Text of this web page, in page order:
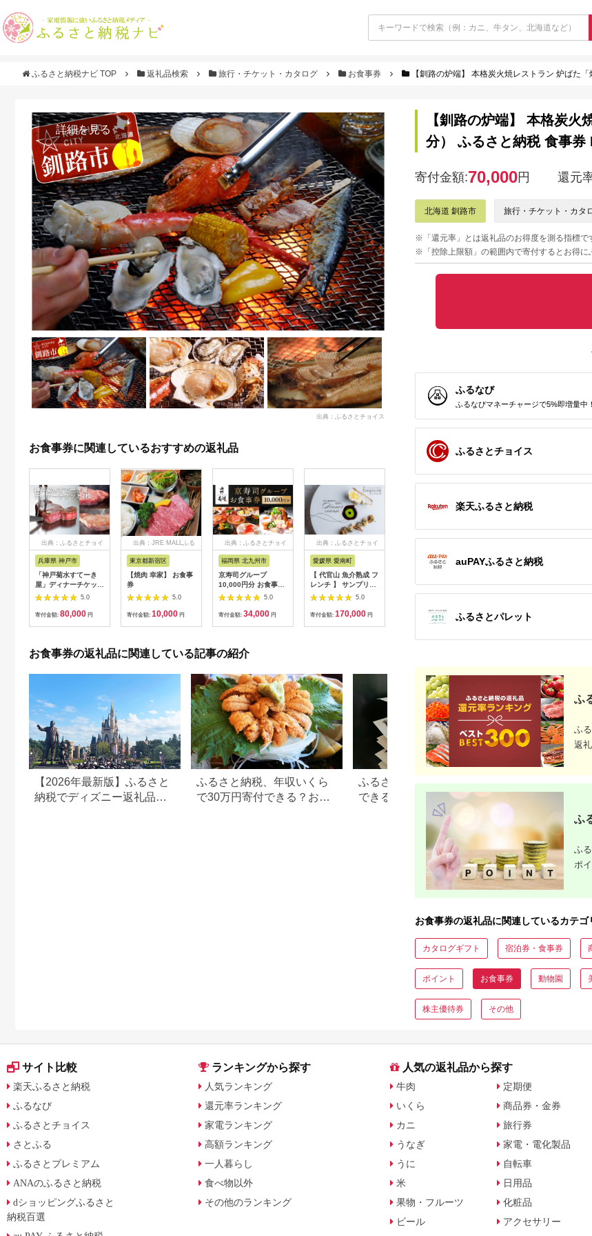
ふるさと納税ナビ TOP 返礼品検索 旅行・チケット・カタログ お食事券 【釧路の炉端】 本格炭火焼レストラン 炉ばた
詳細を見る
出典：ふるさとチョイス
お食事券に関連しているおすすめの返礼品
出典：ふるさとチョイ
兵庫県 神戸市
「神戸菊水すてーき
屋」ディナーチケット
（2枚）
5.0
寄付金額: 80,000 円
出典：JRE MALLふる
東京都新宿区
【焼肉 幸家】 お食事
券
5.0
寄付金額: 10,000 円
出典：ふるさとチョイ
福岡県 北九州市
京寿司グループ
10,000円分 お食事券
1000円×10枚 食事チ
ケット チケット 寿司
福岡県 北九州市
5.0
寄付金額: 34,000 円
出典：ふるさとチョイ
愛媛県 愛南町
【 代官山 魚介熟成 フ
レンチ 】 サンプリシ
テ 「 愛南町 ディナー
コース 」 食事券 2名
様分
5.0
寄付金額: 170,000 円
兵庫県 芦屋市
テル竹園芦屋」ご宿泊
・ ご飲食券 20000円
【宿泊券 お食事券 入
場券 優待券 チケット
素泊まり 朝食付き 1
67,000 円
石川県 金沢市
(ペア）
寄付金額:100,000
お食事券の返礼品に関連している記事の紹介
【2026年最新版】ふるさと
納税でディズニー返礼品は
ふるさと納税、年収いくら
で30万円寄付できる？おす
ふるさと納税で15万円寄付
できる年収は？家電などお
すすめ返礼品も
【2026年】
すすめ返礼品
【釧路の炉端】 本格炭
分） ふるさと納税 食事券
寄付金額:70,000円 還元
北海道 釧路市 旅行・チケット・カタ
※「還元率」とは返礼品のお得度を測る指標で
※「控除上限額」の範囲内で寄付するとお得に
ふるなび
ふるなびマネーチャージで5%即増量中！
ふるさとチョイス
楽天ふるさと納税
auPAYふるさと納税
ふるさとパレット
ふ
ふ
返
ふ
ふ
ポ
お食事券の返礼品に関連しているカテゴ
カタログギフト 宿泊券・食事券
ポイント お食事券 動物園
株主優待券 その他
サイト比較
楽天ふるさと納税
ふるなび
ふるさとチョイス
さとふる
ふるさとプレミアム
ANAのふるさと納税
dショッピングふるさと
納税百選
ランキングから探す
人気ランキング
還元率ランキング
家電ランキング
高額ランキング
一人暮らし
食べ物以外
その他のランキング
人気の返礼品から探す
牛肉
いくら
カニ
うなぎ
うに
米
果物・フルーツ
ビール
定期便
商品券・金券
旅行券
家電・電化製品
自転車
日用品
化粧品
アクセサリー